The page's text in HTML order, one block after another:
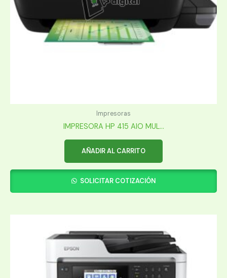
Impresoras
IMPRESORA HP 415 AIO MUL...
AÑADIR AL CARRITO
SOLICITAR COTIZACIÓN